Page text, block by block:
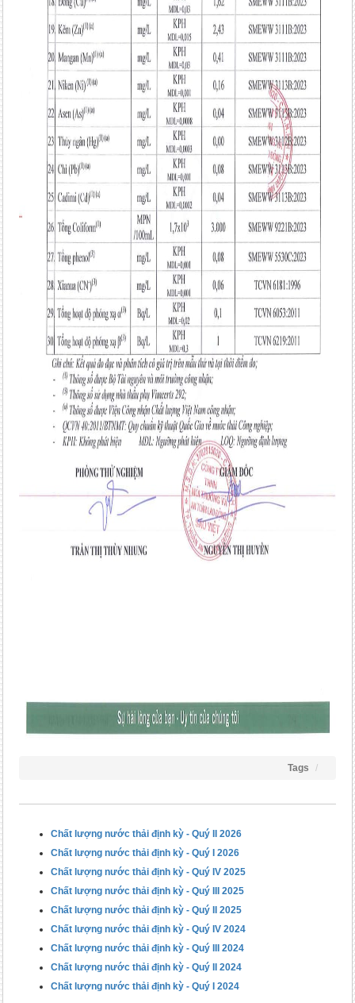
Tags
Chất lượng nước thải định kỳ - Quý II 2026
Chất lượng nước thải định kỳ - Quý I 2026
Chất lượng nước thải định kỳ - Quý IV 2025
Chất lượng nước thải định kỳ - Quý III 2025
Chất lượng nước thải định kỳ - Quý II 2025
Chất lượng nước thải định kỳ - Quý IV 2024
Chất lượng nước thải định kỳ - Quý III 2024
Chất lượng nước thải định kỳ - Quý II 2024
Chất lượng nước thải định kỳ - Quý I 2024